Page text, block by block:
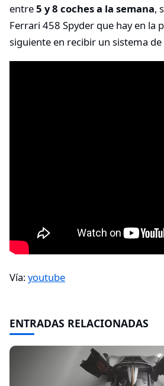
entre5 y 8 coches a la semana,
Ferrari 458 Spyder que hay en la
siguiente en recibir un sistema
Vía:youtube
ENTRADAS RELACIONADAS